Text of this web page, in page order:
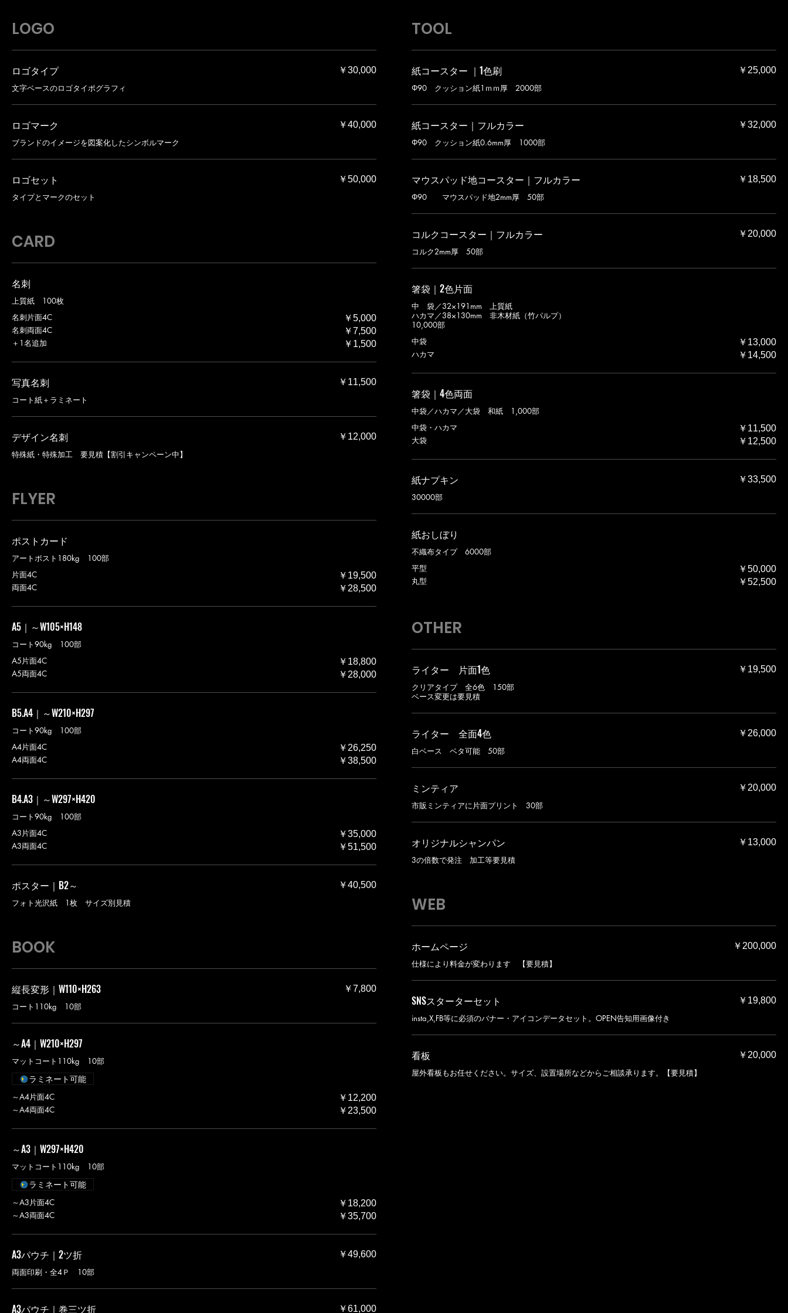
LOGO
ロゴタイプ
文字ベースのロゴタイポグラフィ
￥30,000
ロゴマーク
ブランドのイメージを図案化したシンボルマーク
￥40,000
ロゴセット
タイプとマークのセット
￥50,000
CARD
名刺
上質紙 100枚
名刺片面4C
￥5,000
名刺両面4C ￥7,500
＋1名追加 ￥1,500
写真名刺
コート紙＋ラミネート
￥11,500
デザイン名刺
特殊紙・特殊加工 要見積【割引キャンペーン中】
￥12,000
FLYER
ポストカード
アートポスト180kg 100部
片面4C
￥19,500
両面4C ￥28,500
A5｜～W105×H148
コート90kg 100部
A5片面4C
￥18,800
A5両面4C ￥28,000
B5.A4｜～W210×H297
コート90kg 100部
A4片面4C
￥26,250
A4両面4C ￥38,500
B4.A3｜～W297×H420
コート90kg 100部
A3片面4C
￥35,000
A3両面4C ￥51,500
ポスター｜B2～
フォト光沢紙 1枚 サイズ別見積
￥40,500
BOOK
縦長変形｜W110×H263
コート110kg 10部
￥7,800
～A4｜W210×H297
マットコート110kg 10部
～A4片面4C ￥12,200
～A4両面4C ￥23,500
ラミネート可能
～A3｜W297×H420
マットコート110kg 10部
～A3片面4C ￥18,200
～A3両面4C ￥35,700
ラミネート可能
A3パウチ｜2ツ折
両面印刷・全4Ｐ 10部
￥49,600
A3パウチ｜巻三ツ折 ￥61,000
TOOL
紙コースター ｜1色刷
Φ90 クッション紙1ｍｍ厚 2000部
￥25,000
紙コースター｜フルカラー
Φ90 クッション紙0.6mm厚 1000部
￥32,000
マウスパッド地コースター｜フルカラー
Φ90 マウスパッド地2mm厚 50部
￥18,500
コルクコースター｜フルカラー
コルク2mm厚 50部
￥20,000
箸袋｜2色片面
中 袋／32×191mm 上質紙
ハカマ／38×130mm 非木材紙（竹パルプ）
10,000部
中袋
￥13,000
ハカマ ￥14,500
箸袋｜4色両面
中袋／ハカマ／大袋 和紙 1,000部
中袋・ハカマ
￥11,500
大袋 ￥12,500
紙ナプキン
30000部
￥33,500
紙おしぼり
不織布タイプ 6000部
平型
￥50,000
丸型 ￥52,500
OTHER
ライター 片面1色
クリアタイプ 全6色 150部
ベース変更は要見積
￥19,500
ライター 全面4色
白ベース ベタ可能 50部
￥26,000
ミンティア
市販ミンティアに片面プリント 30部
￥20,000
オリジナルシャンパン
3の倍数で発注 加工等要見積
￥13,000
WEB
ホームページ
仕様により料金が変わります 【要見積】
￥200,000
SNSスターターセット
insta,X,FB等に必須のバナー・アイコンデータセット。OPEN告知用画像付き
￥19,800
看板
屋外看板もお任せください。サイズ、設置場所などからご相談承ります。【要見積】
￥20,000